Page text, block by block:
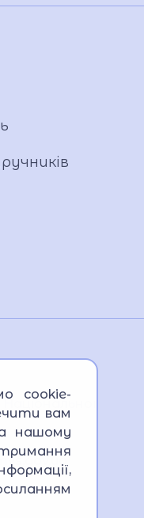
cookie-
вам
нашому